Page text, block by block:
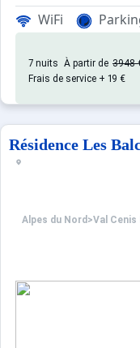
Résidence :
WiFi
7 nuits À partir de 3948
Frais de service + 19 €
Résidence Les
Alpes du Nord >Val Cenis